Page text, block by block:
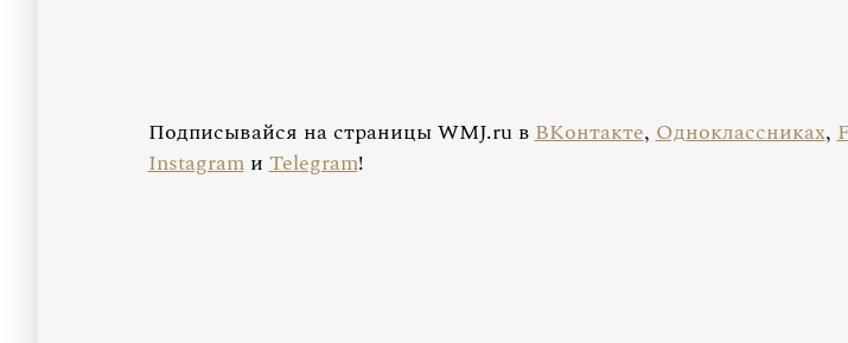
Подписывайся на страницы WMJ.ru вВКонтакте,Одноклассниках,
InstagramиTelegram!